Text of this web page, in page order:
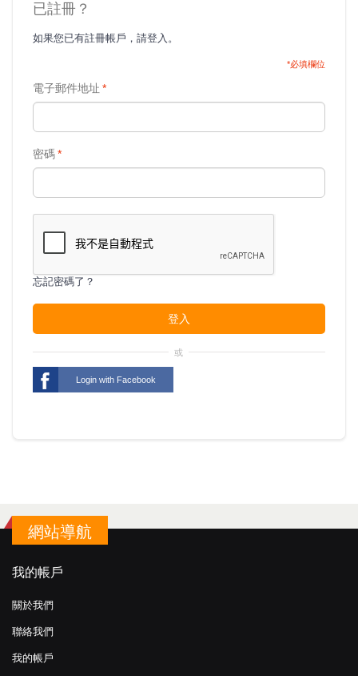
已註冊？
如果您已有註冊帳戶，請登入。
*必填欄位
*
電子郵件地址
*
密碼
忘記密碼了？
登入
或
Login with Facebook
網站導航
我的帳戶
關於我們
聯絡我們
我的帳戶